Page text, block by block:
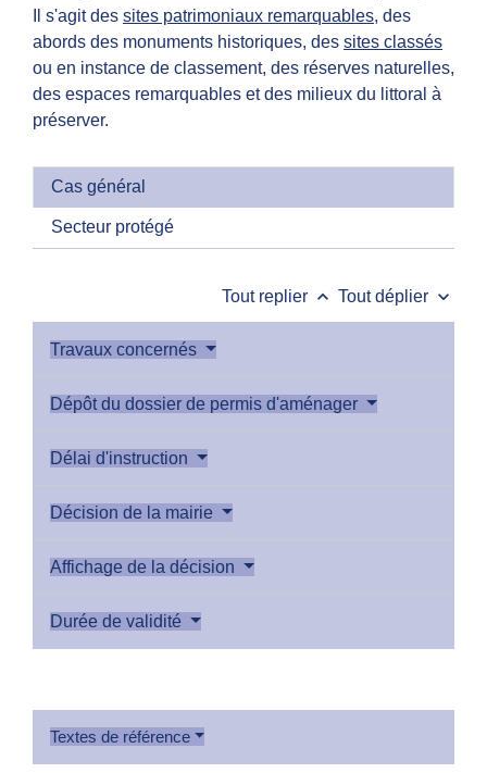
Il s'agit des sites patrimoniaux remarquables, des
abords des monuments historiques, des sites classés
ou en instance de classement, des réserves naturelles,
des espaces remarquables et des milieux du littoral à
préserver.
Cas général
Secteur protégé
Tout replier keyboard_arrow_up Tout déplier keyboard_arrow_down
Travaux concernés
Dépôt du dossier de permis d'aménager
Délai d'instruction
Décision de la mairie
Affichage de la décision
Durée de validité
Textes de référence